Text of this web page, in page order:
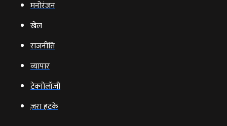
मनोरंजन
खेल
राजनीति
व्‍यापार
टेक्‍नोलॉजी
ज़रा हटके